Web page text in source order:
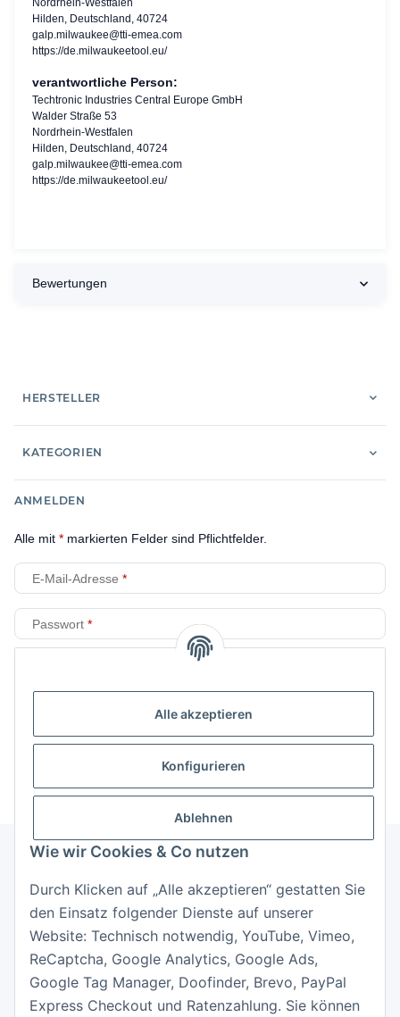
Alle akzeptieren
Konfigurieren
Ablehnen
Wie wir Cookies & Co nutzen
Durch Klicken auf „Alle akzeptieren“ gestatten Sie
den Einsatz folgender Dienste auf unserer
Website: Technisch notwendig, YouTube, Vimeo,
ReCaptcha, Google Analytics, Google Ads,
Google Tag Manager, Doofinder, Brevo, PayPal
Express Checkout und Ratenzahlung. Sie können
Nordrhein-Westfalen
Hilden, Deutschland, 40724
galp.milwaukee@tti-emea.com
https://de.milwaukeetool.eu/
verantwortliche Person:
Techtronic Industries Central Europe GmbH
Walder Straße 53
Nordrhein-Westfalen
Hilden, Deutschland, 40724
galp.milwaukee@tti-emea.com
https://de.milwaukeetool.eu/
Bewertungen
HERSTELLER
KATEGORIEN
ANMELDEN
Alle mit * markierten Felder sind Pflichtfelder.
E-Mail-Adresse
Passwort
Neu hier? Jetzt registrieren!
Informationen
Gesetzliche Informationen